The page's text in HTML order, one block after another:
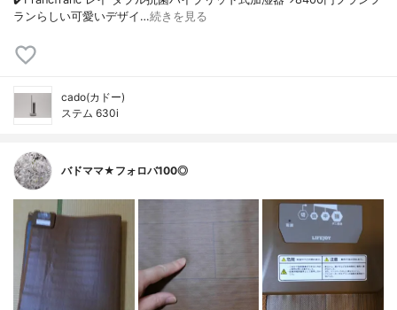
ランらしい可愛いデザイ…続きを見る
cado(カドー)
ステム 630i
バドママ★フォロバ100◎